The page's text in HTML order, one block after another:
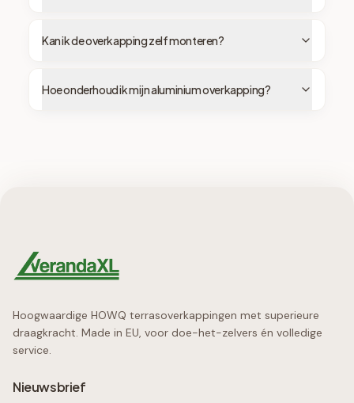
Kan ik de overkapping zelf monteren?
Hoe onderhoud ik mijn aluminium overkapping?
Hoogwaardige HOWQ terrasoverkappingen met superieure
draagkracht. Made in EU, voor doe-het-zelvers én volledige
service.
Nieuwsbrief